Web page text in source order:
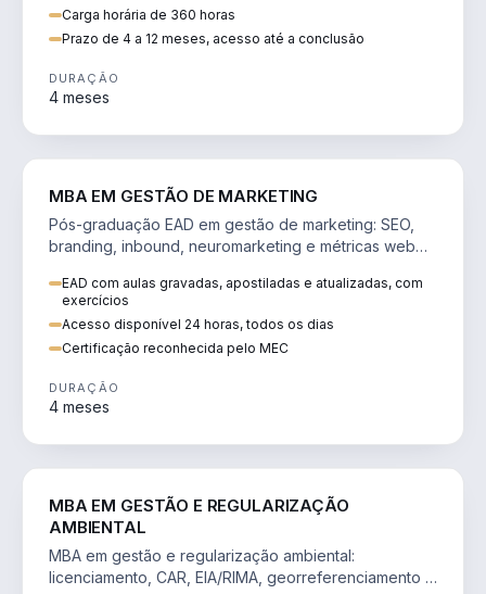
Carga horária de 360 horas
Prazo de 4 a 12 meses, acesso até a conclusão
DURAÇÃO
4 meses
MBA EM GESTÃO DE MARKETING
Pós-graduação EAD em gestão de marketing: SEO,
branding, inbound, neuromarketing e métricas web
EAD com aulas gravadas, apostiladas e atualizadas, com
exercícios
Acesso disponível 24 horas, todos os dias
Certificação reconhecida pelo MEC
DURAÇÃO
4 meses
MBA EM GESTÃO E REGULARIZAÇÃO
AMBIENTAL
MBA em gestão e regularização ambiental:
licenciamento, CAR, EIA/RIMA, georreferenciamento e